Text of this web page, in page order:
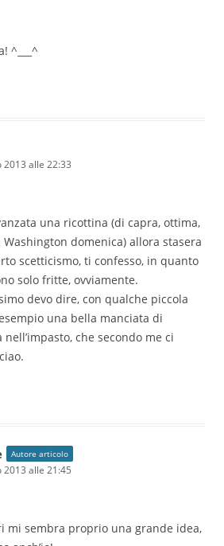
^___^
2013 alle 22:33
una ricottina (di capra, ottima,
domenica) allora stasera
scetticismo, ti confesso, in quanto
solo fritte, ovviamente.
devo dire, con qualche piccola
una bella manciata di
che secondo me ci
Autore articolo
2013 alle 21:45
mi sembra proprio una grande idea,